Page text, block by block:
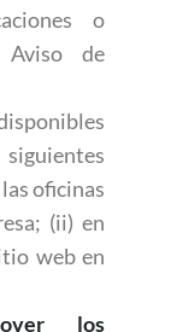
o
Aviso de
oficinas
(ii) en
web en
los